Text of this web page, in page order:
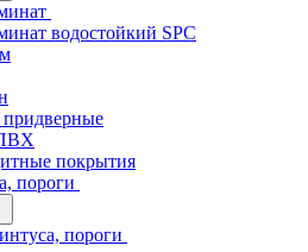
водостойкий SPC
покрытия
пороги
пороги